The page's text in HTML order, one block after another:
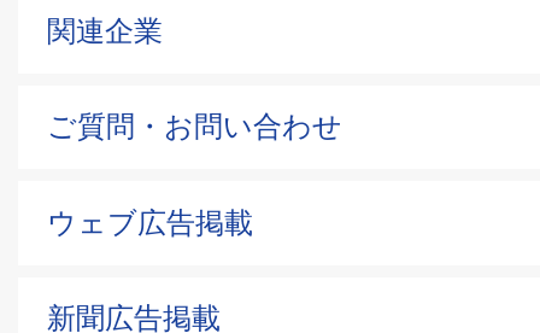
関連企業
ご質問・お問い合わせ
ウェブ広告掲載
新聞広告掲載